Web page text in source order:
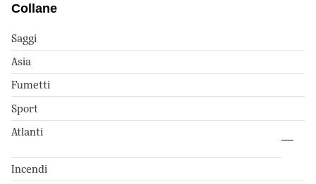
Collane
Saggi
Asia
Fumetti
Sport
Atlanti
Incendi